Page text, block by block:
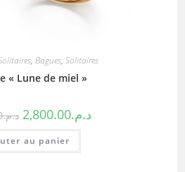
, Bagues, Solitaires
« Lune de miel »
د.م. د.م.2,800.00
au panier